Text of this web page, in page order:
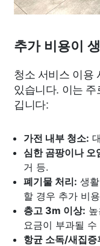
추가 비용이
청소 서비스 이용
있습니다. 이는
깁니다:
가전 내부 청소:
심한 곰팡이나 오
거 등.
폐기물 처리: 생
할 경우 추가 비
층고 3m 이상:
요금이 부과될 수
항균 소독/새집증